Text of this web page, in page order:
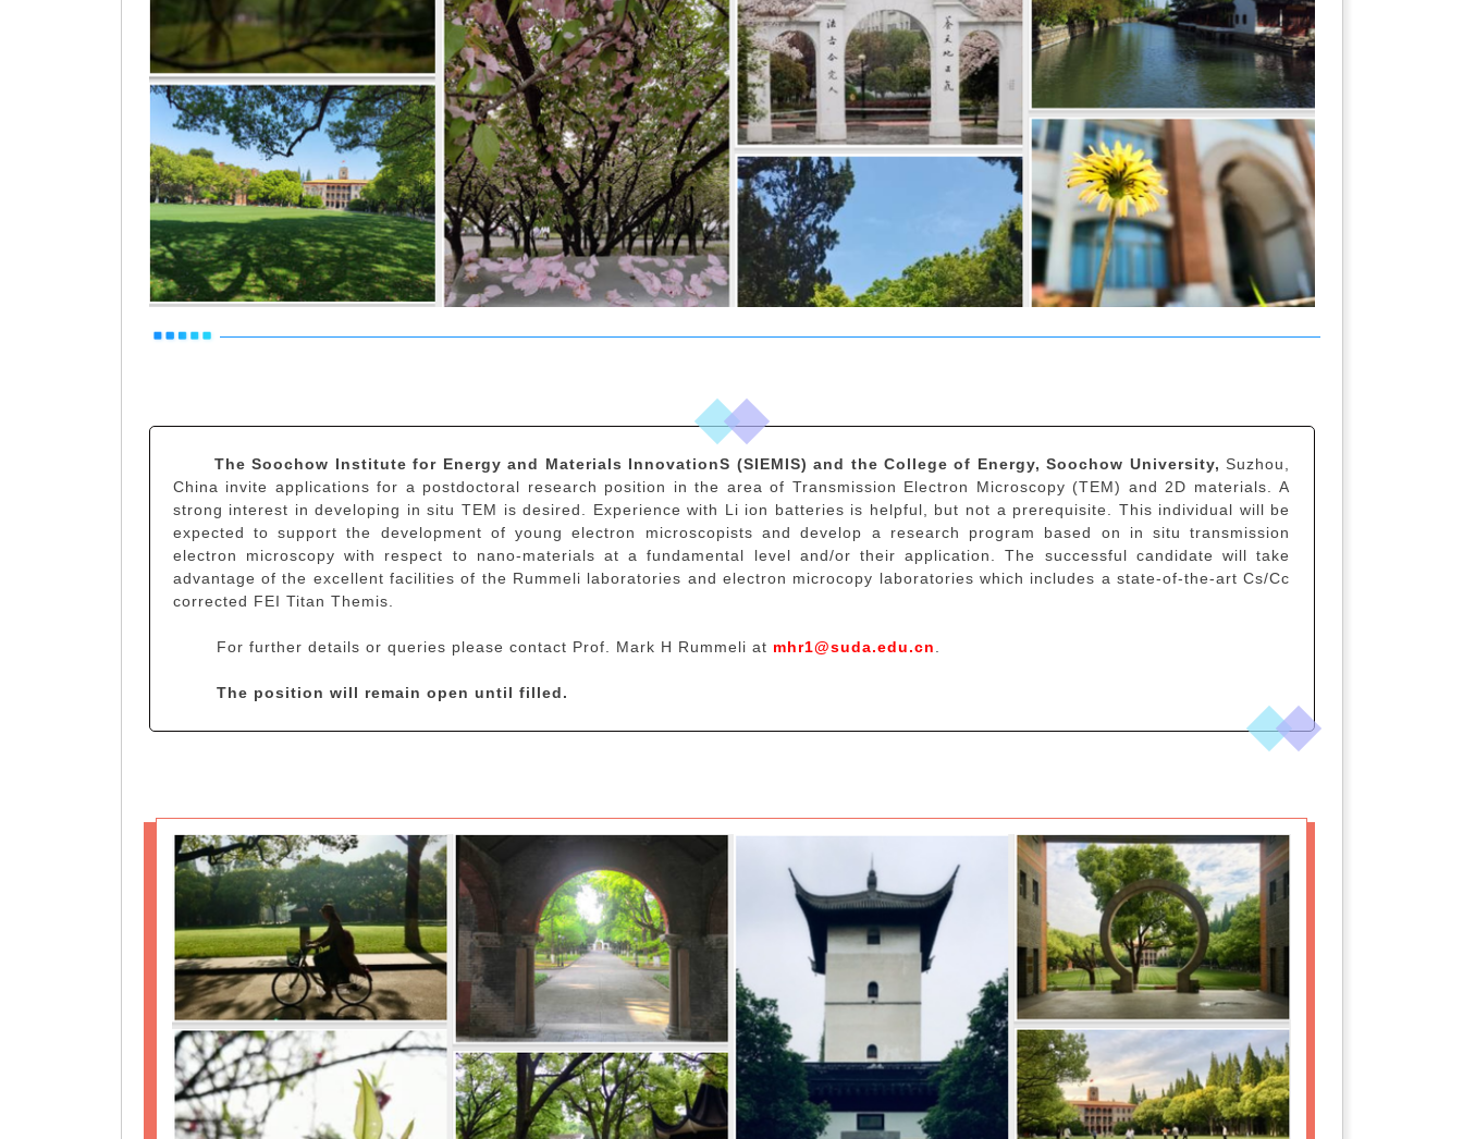
The Soochow Institute for Energy and Materials InnovationS (SIEMIS) and the College of Energy, Soochow University, Suzhou,
China invite applications for a postdoctoral research position in the area of Transmission Electron Microscopy (TEM) and 2D materials. A
strong interest in developing in situ TEM is desired. Experience with Li ion batteries is helpful, but not a prerequisite. This individual will be
expected to support the development of young electron microscopists and develop a research program based on in situ transmission
electron microscopy with respect to nano-materials at a fundamental level and/or their application. The successful candidate will take
advantage of the excellent facilities of the Rummeli laboratories and electron microcopy laboratories which includes a state-of-the-art Cs/Cc
corrected FEI Titan Themis.
For further details or queries please contact Prof. Mark H Rummeli at mhr1@suda.edu.cn.
The position will remain open until filled.